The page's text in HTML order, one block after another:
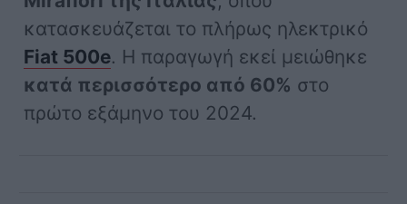
κατασκευάζεται το πλήρως ηλεκτρικό
Fiat 500e. Η παραγωγή εκεί μειώθηκε
κατά περισσότερο από 60% στο
πρώτο εξάμηνο του 2024.